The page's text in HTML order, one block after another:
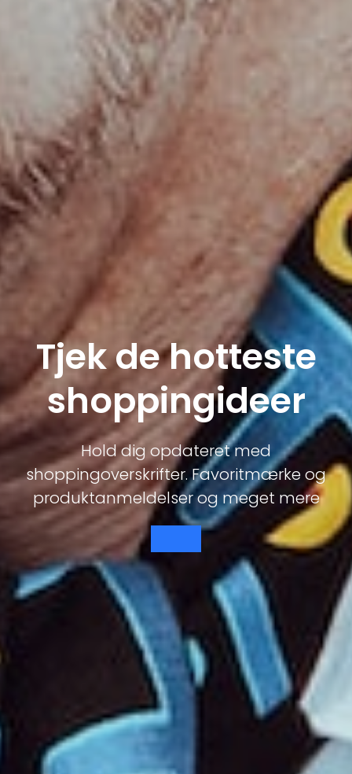
Tjek de hotteste
shoppingideer
Hold dig opdateret med
shoppingoverskrifter. Favoritmærke og
produktanmeldelser og meget mere